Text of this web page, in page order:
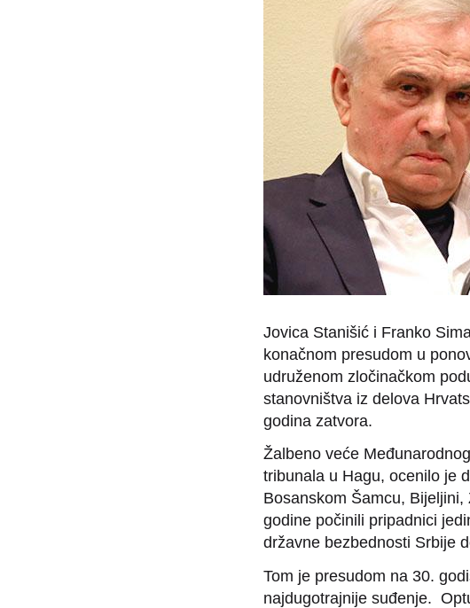
Jovica Stanišić i Franko
konačnom presudom u
udruženom zločinačkom
stanovništva iz delova
godina zatvora.
Žalbeno veće
tribunala u Hagu, ocenilo je
Bosanskom Šamcu,
godine počinili pripadnici
državne bezbednosti Srbije
Tom je presudom na 30.
najdugotrajnije suđenje.